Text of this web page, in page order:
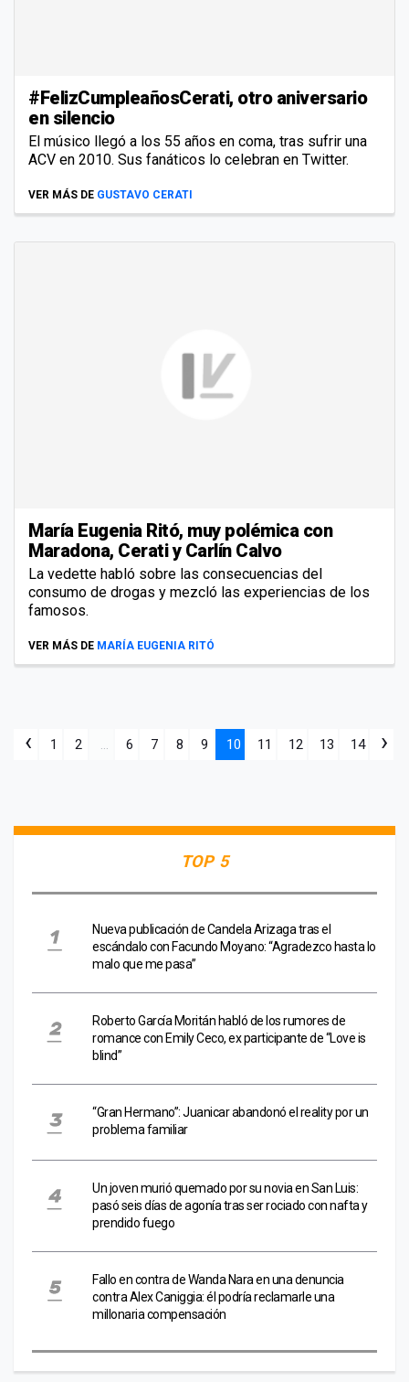
#FelizCumpleañosCerati, otro aniversario
en silencio
El músico llegó a los 55 años en coma, tras sufrir una
ACV en 2010. Sus fanáticos lo celebran en Twitter.
VER MÁS DE GUSTAVO CERATI
María Eugenia Ritó, muy polémica con
Maradona, Cerati y Carlín Calvo
La vedette habló sobre las consecuencias del
consumo de drogas y mezcló las experiencias de los
famosos.
VER MÁS DE MARÍA EUGENIA RITÓ
‹ 1 2 ... 6 7 8 9 10 11 12 13 14 ›
TOP 5
Nueva publicación de Candela Arizaga tras el
escándalo con Facundo Moyano: “Agradezco hasta lo
malo que me pasa”
Roberto García Moritán habló de los rumores de
romance con Emily Ceco, ex participante de “Love is
blind”
“Gran Hermano”: Juanicar abandonó el reality por un
problema familiar
Un joven murió quemado por su novia en San Luis:
pasó seis días de agonía tras ser rociado con nafta y
prendido fuego
Fallo en contra de Wanda Nara en una denuncia
contra Alex Caniggia: él podría reclamarle una
millonaria compensación